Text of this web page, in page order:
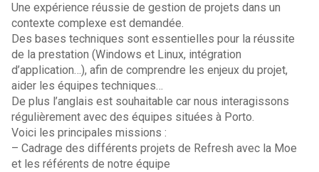
Une expérience réussie de gestion de projets dans un
contexte complexe est demandée.
Des bases techniques sont essentielles pour la réussite
de la prestation (Windows et Linux, intégration
d’application…), afin de comprendre les enjeux du projet,
aider les équipes techniques…
De plus l’anglais est souhaitable car nous interagissons
régulièrement avec des équipes situées à Porto.
Voici les principales missions :
– Cadrage des différents projets de Refresh avec la Moe
et les référents de notre équipe